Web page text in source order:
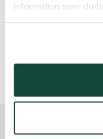
information som du
samlat in när du har
Spara mitt namn,